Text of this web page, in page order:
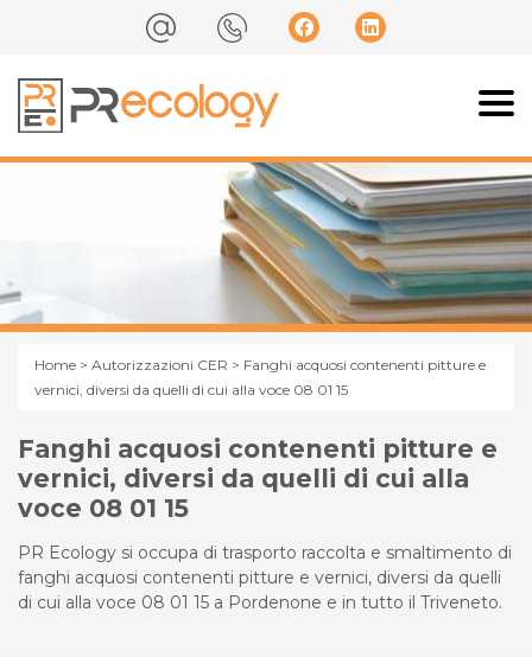
Home > Autorizzazioni CER > Fanghi acquosi contenenti pitture e
vernici, diversi da quelli di cui alla voce 08 01 15
Fanghi acquosi contenenti pitture e
vernici, diversi da quelli di cui alla
voce 08 01 15
PR Ecology si occupa di trasporto raccolta e smaltimento di
fanghi acquosi contenenti pitture e vernici, diversi da quelli
di cui alla voce 08 01 15 a Pordenone e in tutto il Triveneto.